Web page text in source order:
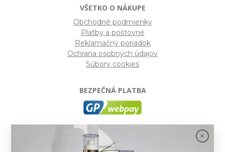
VŠETKO O NÁKUPE
Obchodné podmienky
Platby a poštovné
Reklamačný poriadok
Ochrana osobných údajov
Súbory cookies
BEZPEČNÁ PLATBA
- Moderný a bezpečný systém pre platby
kartou na internete. Je jedným z najpoužívanejších